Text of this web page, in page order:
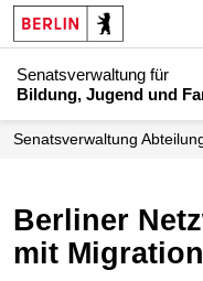
Senatsverwaltung für
Bildung, Jugend und
Senats­verwaltung
Berliner Netzwerk für Lehrkräfte
mit